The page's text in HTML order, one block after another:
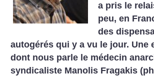
a pris le
peu, en
des
autogérés qui y a vu le jour. Une
dont nous parle le médecin
syndicaliste Manolis Fragakis